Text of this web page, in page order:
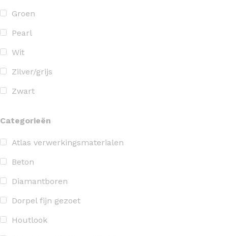
Groen
Pearl
Wit
Zilver/grijs
Zwart
Categorieën
Atlas verwerkingsmaterialen
Beton
Diamantboren
Dorpel fijn gezoet
Houtlook